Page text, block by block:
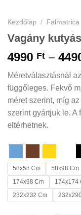
Kezdőlap / Falmatrica
Vagány
4990 Ft –
Méretválasztásnál
függőleges. Fekvő
méret szerint, míg
szerint gyártjuk le. A
eltérhetnek.
58x58 Cm 58x98 Cm
174x98 Cm
174x174
232x232 Cm